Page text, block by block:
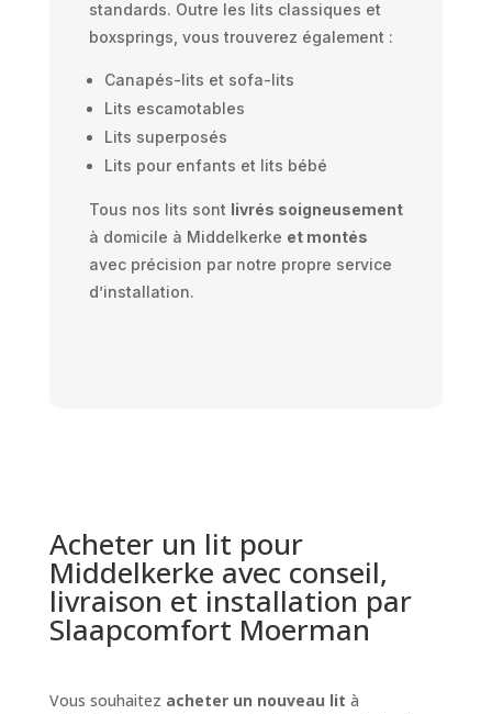
standards. Outre les lits classiques et
boxsprings, vous trouverez également :
Canapés-lits et sofa-lits
Lits escamotables
Lits superposés
Lits pour enfants et lits bébé
Tous nos lits sont livrés soigneusement
à domicile à Middelkerke et montés
avec précision par notre propre service
d’installation.
Acheter un lit pour
Middelkerke avec conseil,
livraison et installation par
Slaapcomfort Moerman
Vous souhaitez acheter un nouveau lit à